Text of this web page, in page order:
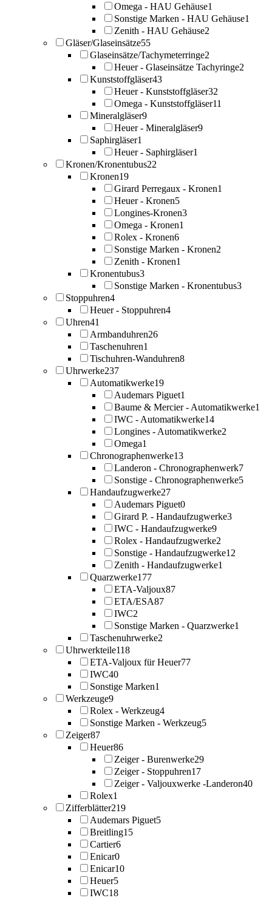
Omega - HAU Gehäuse1
Sonstige Marken - HAU Gehäuse1
Zenith - HAU Gehäuse2
Gläser/Glaseinsätze55
Glaseinsätze/Tachymeterringe2
Heuer - Glaseinsätze Tachyringe2
Kunststoffgläser43
Heuer - Kunststoffgläser32
Omega - Kunststoffgläser11
Mineralgläser9
Heuer - Mineralgläser9
Saphirgläser1
Heuer - Saphirgläser1
Kronen/Kronentubus22
Kronen19
Girard Perregaux - Kronen1
Heuer - Kronen5
Longines-Kronen3
Omega - Kronen1
Rolex - Kronen6
Sonstige Marken - Kronen2
Zenith - Kronen1
Kronentubus3
Sonstige Marken - Kronentubus3
Stoppuhren4
Heuer - Stoppuhren4
Uhren41
Armbanduhren26
Taschenuhren1
Tischuhren-Wanduhren8
Uhrwerke237
Automatikwerke19
Audemars Piguet1
Baume & Mercier - Automatikwerke1
IWC - Automatikwerke14
Longines - Automatikwerke2
Omega1
Chronographenwerke13
Landeron - Chronographenwerk7
Sonstige - Chronographenwerke5
Handaufzugwerke27
Audemars Piguet0
Girard P. - Handaufzugwerke3
IWC - Handaufzugwerke9
Rolex - Handaufzugwerke2
Sonstige - Handaufzugwerke12
Zenith - Handaufzugwerke1
Quarzwerke177
ETA-Valjoux87
ETA/ESA87
IWC2
Sonstige Marken - Quarzwerke1
Taschenuhrwerke2
Uhrwerkteile118
ETA-Valjoux für Heuer77
IWC40
Sonstige Marken1
Werkzeuge9
Rolex - Werkzeug4
Sonstige Marken - Werkzeug5
Zeiger87
Heuer86
Zeiger - Burenwerke29
Zeiger - Stoppuhren17
Zeiger - Valjouxwerke -Landeron40
Rolex1
Zifferblätter219
Audemars Piguet5
Breitling15
Cartier6
Enicar0
Enicar10
Heuer5
IWC18